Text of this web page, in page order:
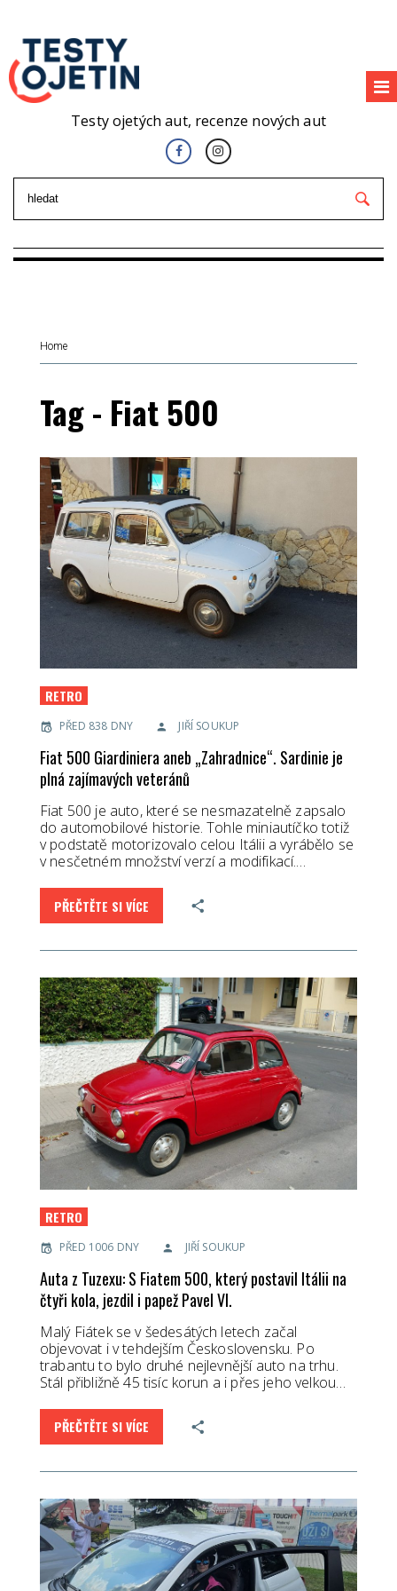
Testy ojetých aut, recenze nových aut
Home
Tag - Fiat 500
RETRO
PŘED 838 DNY JIŘÍ SOUKUP
Fiat 500 Giardiniera aneb „Zahradnice“. Sardinie je
plná zajímavých veteránů
Fiat 500 je auto, které se nesmazatelně zapsalo
do automobilové historie. Tohle miniautíčko totiž
v podstatě motorizovalo celou Itálii a vyrábělo se
v nesčetném množství verzí a modifikací.…
PŘEČTĚTE SI VÍCE
RETRO
PŘED 1006 DNY JIŘÍ SOUKUP
Auta z Tuzexu: S Fiatem 500, který postavil Itálii na
čtyři kola, jezdil i papež Pavel VI.
Malý Fiátek se v šedesátých letech začal
objevovat i v tehdejším Československu. Po
trabantu to bylo druhé nejlevnější auto na trhu.
Stál přibližně 45 tisíc korun a i přes jeho velkou…
PŘEČTĚTE SI VÍCE